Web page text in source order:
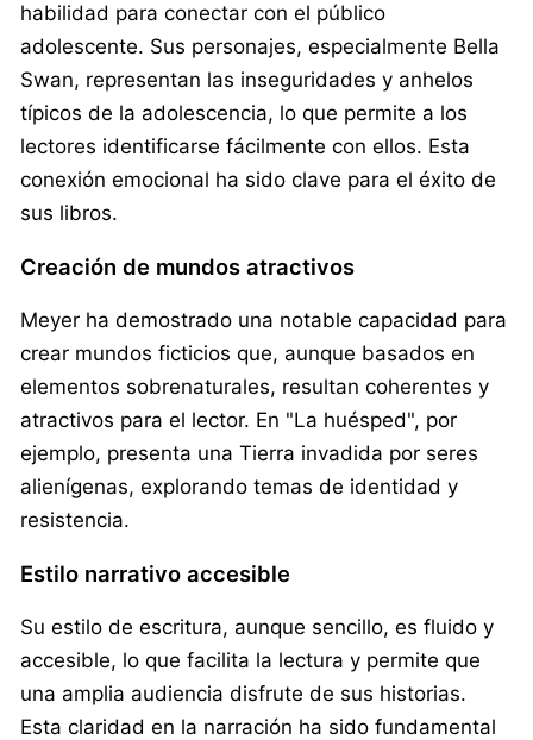
habilidad para conectar con el público
adolescente. Sus personajes, especialmente Bella
Swan, representan las inseguridades y anhelos
típicos de la adolescencia, lo que permite a los
lectores identificarse fácilmente con ellos. Esta
conexión emocional ha sido clave para el éxito de
sus libros.
Creación de mundos atractivos
Meyer ha demostrado una notable capacidad para
crear mundos ficticios que, aunque basados en
elementos sobrenaturales, resultan coherentes y
atractivos para el lector. En "La huésped", por
ejemplo, presenta una Tierra invadida por seres
alienígenas, explorando temas de identidad y
resistencia.
Estilo narrativo accesible
Su estilo de escritura, aunque sencillo, es fluido y
accesible, lo que facilita la lectura y permite que
una amplia audiencia disfrute de sus historias.
Esta claridad en la narración ha sido fundamental